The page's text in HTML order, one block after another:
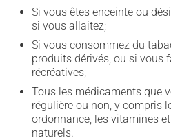
Si vous êtes enceinte ou
si vous allaitez;
Si vous consommez du
produits dérivés, ou si vous
récréatives;
Tous les médicaments que
régulière ou non, y compris
ordonnance, les vitamines
naturels.